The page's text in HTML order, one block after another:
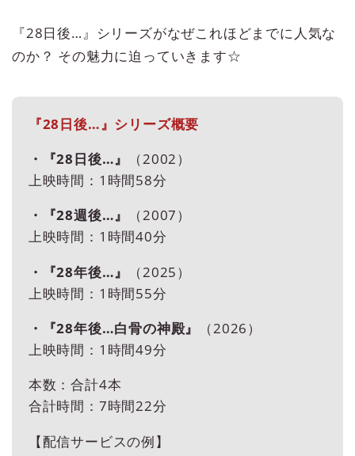
『28日後…』シリーズがなぜこれほどまでに人気な
のか？ その魅力に迫っていきます☆
『28日後…』シリーズ概要
・『28日後…』
（2002）
上映時間：1時間58分
・『28週後…』
（2007）
上映時間：1時間40分
・『28年後…』
（2025）
上映時間：1時間55分
・『28年後…白骨の神殿』
（2026）
上映時間：1時間49分
本数：合計4本
合計時間：7時間22分
【配信サービスの例】